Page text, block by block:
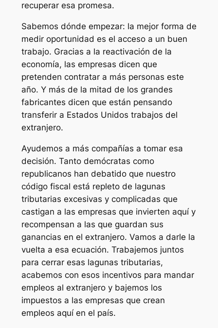
recuperar esa promesa.
Sabemos dónde empezar: la mejor forma de
medir oportunidad es el acceso a un buen
trabajo. Gracias a la reactivación de la
economía, las empresas dicen que
pretenden contratar a más personas este
año. Y más de la mitad de los grandes
fabricantes dicen que están pensando
transferir a Estados Unidos trabajos del
extranjero.
Ayudemos a más compañías a tomar esa
decisión. Tanto demócratas como
republicanos han debatido que nuestro
código fiscal está repleto de lagunas
tributarias excesivas y complicadas que
castigan a las empresas que invierten aquí y
recompensan a las que guardan sus
ganancias en el extranjero. Vamos a darle la
vuelta a esa ecuación. Trabajemos juntos
para cerrar esas lagunas tributarias,
acabemos con esos incentivos para mandar
empleos al extranjero y bajemos los
impuestos a las empresas que crean
empleos aquí en el país.